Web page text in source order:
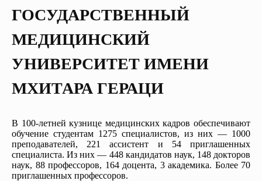
ГОСУДАРСТВЕННЫЙ
МЕДИЦИНСКИЙ
УНИВЕРСИТЕТ ИМЕНИ
МХИТАРА ГЕРАЦИ
В 100-летней кузнице медицинских кадров обеспечивают
обучение студентам 1275 специалистов, из них — 1000
преподавателей, 221 ассистент и 54 приглашенных
специалиста. Из них — 448 кандидатов наук, 148 докторов
наук, 88 профессоров, 164 доцента, 3 академика. Более 70
приглашенных профессоров.